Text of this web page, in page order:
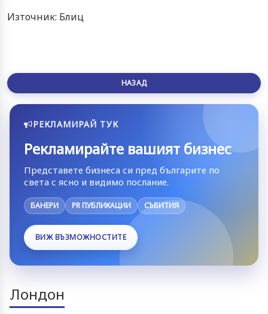
Източник: Блиц
НАЗАД
РЕКЛАМИРАЙ ТУК
Рекламирайте вашият бизнес
Представете бизнеса си пред българите по
света с ясно и видимо послание.
БАНЕРИ PR ПУБЛИКАЦИИ СЪБИТИЯ
ВИЖ ВЪЗМОЖНОСТИТЕ
Лондон